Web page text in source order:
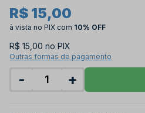
R$ 15,00
à vista no PIX com 10% OFF
R$ 15,00 no PIX
Outras formas de pagamento
- +